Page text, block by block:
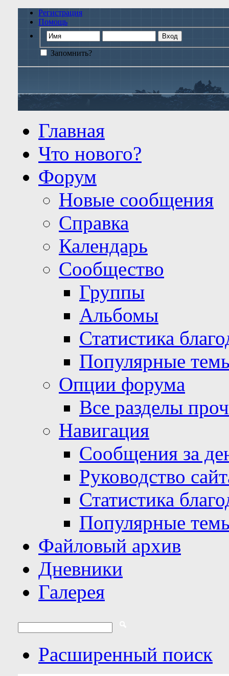
Регистрация
Помощь
Запомнить?
Главная
Что нового?
Форум
Новые сообщения
Справка
Календарь
Сообщество
Группы
Альбомы
Статистика
Популярные
Опции форума
Все разделы
Навигация
Сообщения за
Руководство
Статистика
Популярные
Файловый архив
Дневники
Галерея
Расширенный поиск